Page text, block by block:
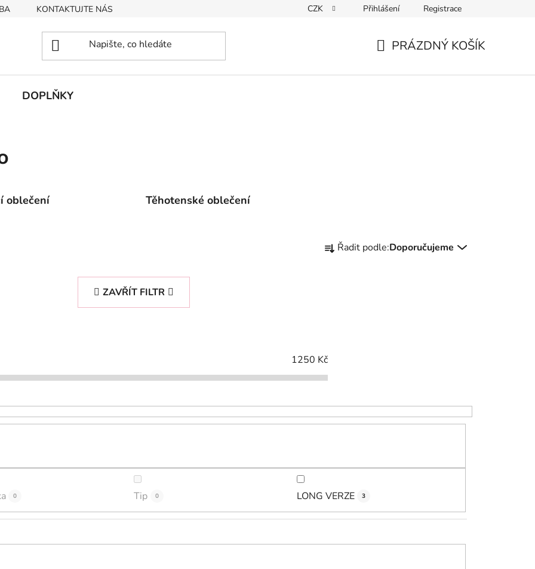
KONTAKTUJTE NÁS Podmínky ochrany osobních údajů
CZK Přihlášení Registrace
PRÁZDNÝ KOŠÍK
DOPLŇKY
oblečení Těhotenské oblečení
a
o
d
k
t
Řadit podle:Doporučujeme
ZAVŘÍT FILTR
1250 Kč
0 Tip 0 LONG VERZE 3